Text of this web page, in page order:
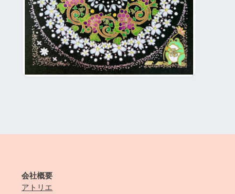
会社概要
アトリエ